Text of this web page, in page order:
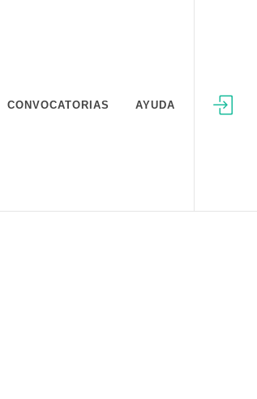
CONVOCATORIAS AYUDA